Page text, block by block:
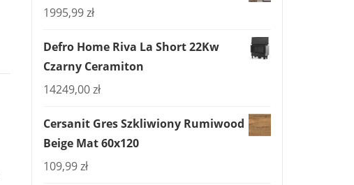
1995,99zł
Defro Home Riva La Short 22Kw
Czarny Ceramiton
14249,00zł
Cersanit Gres Szkliwiony Rumiwood
Beige Mat 60x120
109,99zł